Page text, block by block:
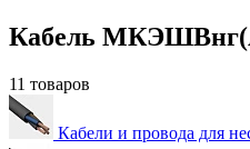
Кабель
11 товаров
Кабели и провода для